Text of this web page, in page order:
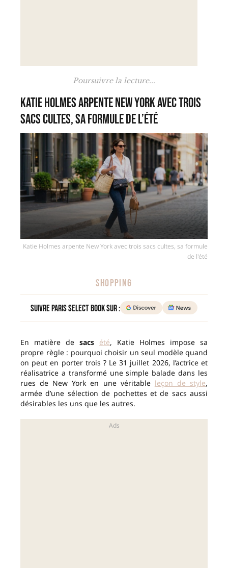
Poursuivre la lecture...
Katie Holmes arpente New York avec trois
sacs cultes, sa formule de l’été
Katie Holmes arpente New York avec trois sacs cultes, sa formule
de l'été
SHOPPING
Suivre Paris Select Book sur :
En matière de sacs été, Katie Holmes impose sa
propre règle : pourquoi choisir un seul modèle quand
on peut en porter trois ? Le 31 juillet 2026, l’actrice et
réalisatrice a transformé une simple balade dans les
rues de New York en une véritable leçon de style,
armée d’une sélection de pochettes et de sacs aussi
désirables les uns que les autres.